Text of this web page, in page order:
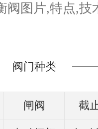
阀图片,特点,技
阀门种类
闸阀 截